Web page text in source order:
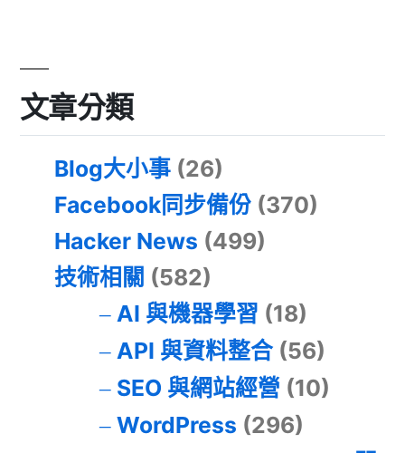
文章分類
Blog大小事 (26)
Facebook同步備份 (370)
Hacker News (499)
技術相關 (582)
AI 與機器學習 (18)
API 與資料整合(56)
SEO 與網站經營 (10)
WordPress (296)